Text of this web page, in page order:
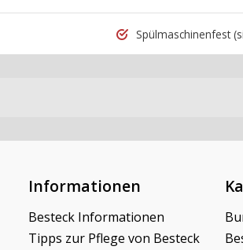
Spülmaschinenfest
Informationen
Besteck Informationen
Tipps zur Pflege von Besteck